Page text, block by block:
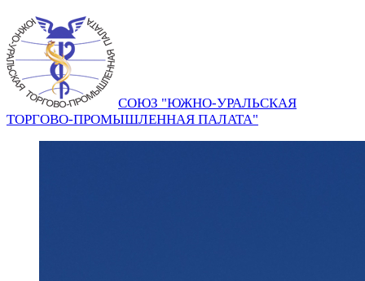
СОЮЗ "ЮЖНО-УРАЛЬСКАЯ
ТОРГОВО-ПРОМЫШЛЕННАЯ ПАЛАТА"